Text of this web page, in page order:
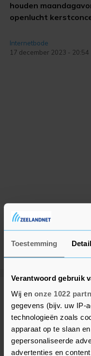
Toestemming
Verantwoord gebruik
Wij en onze 1022
gegevens (bijv. uw IP-
technologieën zoals
apparaat op te slaan
gepersonaliseerde
advertenties en
houden
openlucht
Internetbode
17 december 2023 - 20:54
Meer uit
Optreden bij
Kapelle
8 maanden geleden